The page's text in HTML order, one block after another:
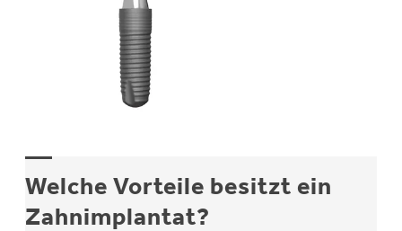
Welche Vorteile besitzt ein
Zahnimplantat?